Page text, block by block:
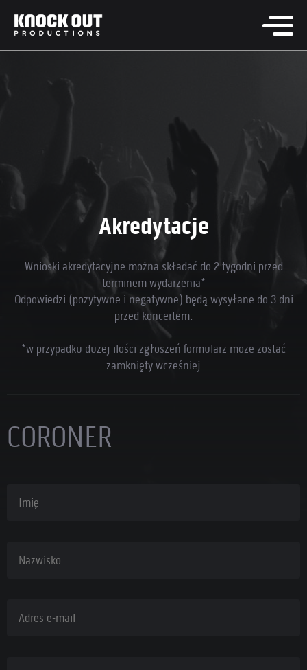
Akredytacje
Wnioski akredytacyjne można składać do 2 tygodni przed
terminem wydarzenia*
Odpowiedzi (pozytywne i negatywne) będą wysyłane do 3 dni
przed koncertem.
*w przypadku dużej ilości zgłoszeń formularz może zostać
zamknięty wcześniej
CORONER
Nazwisko
Adres e-mail